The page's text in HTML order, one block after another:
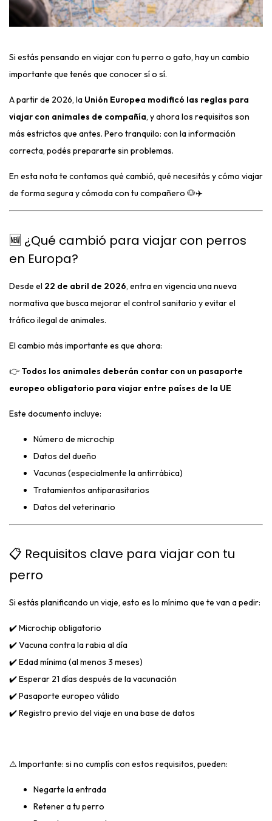
Si estás pensando en viajar con tu perro o gato, hay un cambio
importante que tenés que conocer sí o sí.
A partir de 2026, la Unión Europea modificó las reglas para
viajar con animales de compañía, y ahora los requisitos son
más estrictos que antes. Pero tranquilo: con la información
correcta, podés prepararte sin problemas.
En esta nota te contamos qué cambió, qué necesitás y cómo viajar
de forma segura y cómoda con tu compañero 🐶✈️
🆕 ¿Qué cambió para viajar con perros
en Europa?
Desde el 22 de abril de 2026, entra en vigencia una nueva
normativa que busca mejorar el control sanitario y evitar el
tráfico ilegal de animales.
El cambio más importante es que ahora:
👉 Todos los animales deberán contar con un pasaporte
europeo obligatorio para viajar entre países de la UE
Este documento incluye:
Número de microchip
Datos del dueño
Vacunas (especialmente la antirrábica)
Tratamientos antiparasitarios
Datos del veterinario
📋 Requisitos clave para viajar con tu
perro
Si estás planificando un viaje, esto es lo mínimo que te van a pedir:
✔️ Microchip obligatorio
✔️ Vacuna contra la rabia al día
✔️ Edad mínima (al menos 3 meses)
✔️ Esperar 21 días después de la vacunación
✔️ Pasaporte europeo válido
✔️ Registro previo del viaje en una base de datos
⚠️ Importante: si no cumplís con estos requisitos, pueden:
Negarte la entrada
Retener a tu perro